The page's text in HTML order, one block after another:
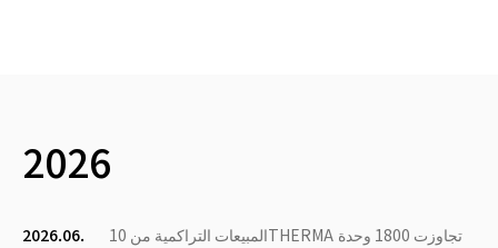
2026
2026.06.
المبيعات التراكمية من 10THERMA تجاوزت 1800 وحدة